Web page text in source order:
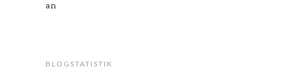
an
BLOGSTATISTIK